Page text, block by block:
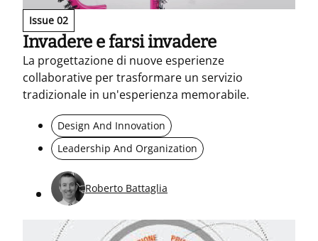
Issue 02
Invadere e farsi invadere
La progettazione di nuove esperienze
collaborative per trasformare un servizio
tradizionale in un'esperienza memorabile.
Design And Innovation
Leadership And Organization
Roberto Battaglia